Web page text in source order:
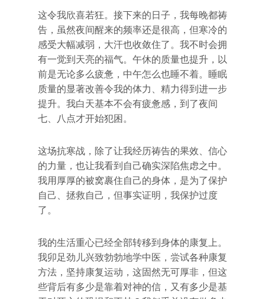
这令我欣喜若狂。接下来的日子，我每晚都祷
告，虽然夜间醒来的频率还是很高，但寒冷的
感受大幅减弱，大汗也收敛住了。我不时会拥
有一觉到天亮的福气。午休的质量也提升，以
前是无论多么疲惫，中午怎么也睡不着。睡眠
质量的显著改善令我的体力、精力得到进一步
提升。我白天基本不会有疲惫感，到了夜间
七、八点才开始犯困。
这场抗寒战，除了让我经历祷告的果效、信心
的力量，也让我看到自己确实深陷焦虑之中。
我用厚厚的被窝裹住自己的身体，是为了保护
自己、拯救自己，但事实证明，我保护过度
了。
我的生活重心已经全部转移到身体的康复上。
我卯足劲儿兴致勃勃地学中医，尝试各种康复
方法，坚持康复运动，这固然无可厚非，但这
些背后有多少是靠着对神的信，又有多少是基